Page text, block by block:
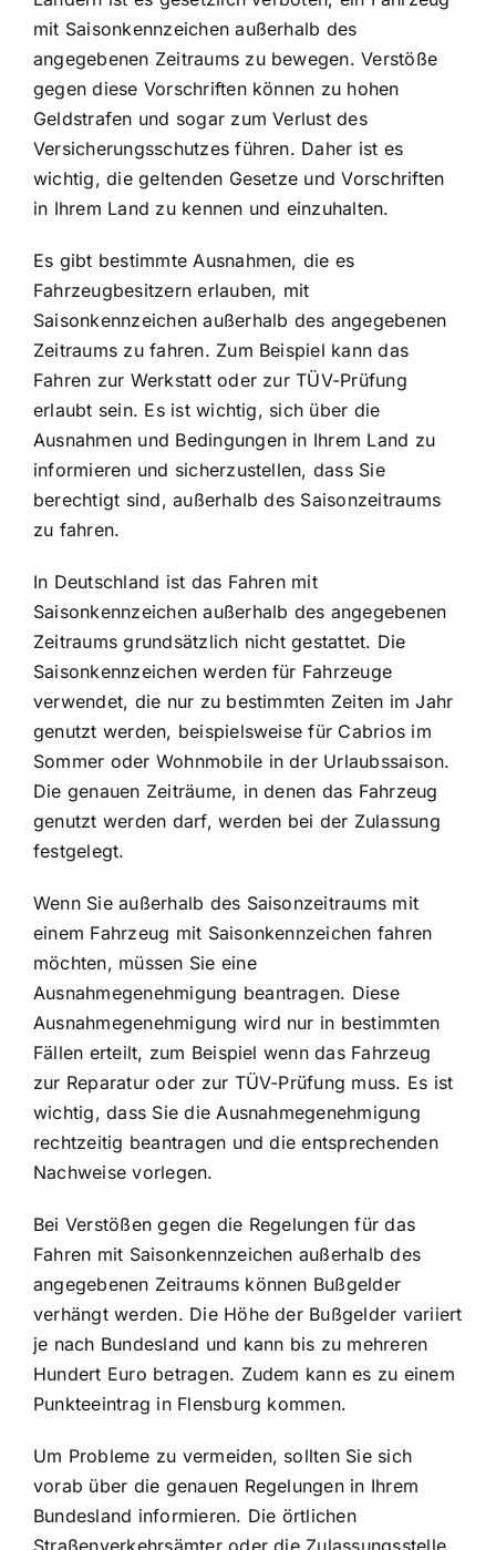
mit Saisonkennzeichen außerhalb des
angegebenen Zeitraums zu bewegen. Verstöße
gegen diese Vorschriften können zu hohen
Geldstrafen und sogar zum Verlust des
Versicherungsschutzes führen. Daher ist es
wichtig, die geltenden Gesetze und Vorschriften
in Ihrem Land zu kennen und einzuhalten.
Es gibt bestimmte Ausnahmen, die es
Fahrzeugbesitzern erlauben, mit
Saisonkennzeichen außerhalb des angegebenen
Zeitraums zu fahren. Zum Beispiel kann das
Fahren zur Werkstatt oder zur TÜV-Prüfung
erlaubt sein. Es ist wichtig, sich über die
Ausnahmen und Bedingungen in Ihrem Land zu
informieren und sicherzustellen, dass Sie
berechtigt sind, außerhalb des Saisonzeitraums
zu fahren.
In Deutschland ist das Fahren mit
Saisonkennzeichen außerhalb des angegebenen
Zeitraums grundsätzlich nicht gestattet. Die
Saisonkennzeichen werden für Fahrzeuge
verwendet, die nur zu bestimmten Zeiten im Jahr
genutzt werden, beispielsweise für Cabrios im
Sommer oder Wohnmobile in der Urlaubssaison.
Die genauen Zeiträume, in denen das Fahrzeug
genutzt werden darf, werden bei der Zulassung
festgelegt.
Wenn Sie außerhalb des Saisonzeitraums mit
einem Fahrzeug mit Saisonkennzeichen fahren
möchten, müssen Sie eine
Ausnahmegenehmigung beantragen. Diese
Ausnahmegenehmigung wird nur in bestimmten
Fällen erteilt, zum Beispiel wenn das Fahrzeug
zur Reparatur oder zur TÜV-Prüfung muss. Es ist
wichtig, dass Sie die Ausnahmegenehmigung
rechtzeitig beantragen und die entsprechenden
Nachweise vorlegen.
Bei Verstößen gegen die Regelungen für das
Fahren mit Saisonkennzeichen außerhalb des
angegebenen Zeitraums können Bußgelder
verhängt werden. Die Höhe der Bußgelder variiert
je nach Bundesland und kann bis zu mehreren
Hundert Euro betragen. Zudem kann es zu einem
Punkteeintrag in Flensburg kommen.
Um Probleme zu vermeiden, sollten Sie sich
vorab über die genauen Regelungen in Ihrem
Bundesland informieren. Die örtlichen